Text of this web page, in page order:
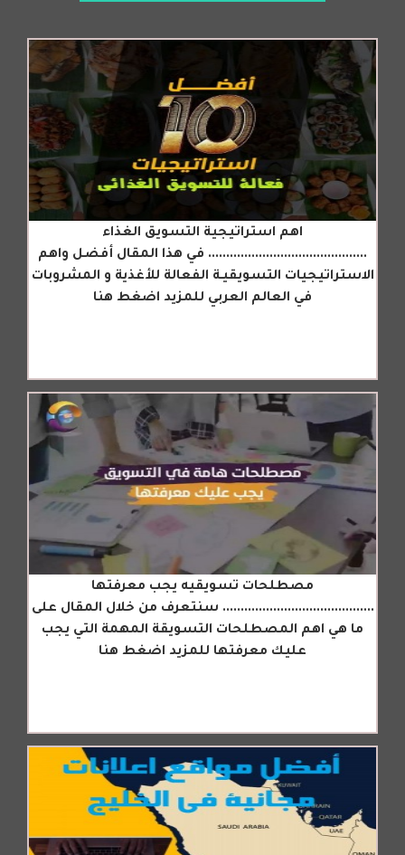
اهم استراتيجية التسويق الغذاء
............................................ في هذا المقال أفضل واهم
الاستراتيجيات التسويقيـة الفعالة للأغذية و المشروبات
في العالم العربي للمزيد اضغط هنا
مصطلحات تسويقيه يجب معرفتها
.......................................... سنتعرف من خلال المقال على
ما هي اهم المصطلحات التسويقة المهمة التي يجب
عليك معرفتها للمزيد اضغط هنا